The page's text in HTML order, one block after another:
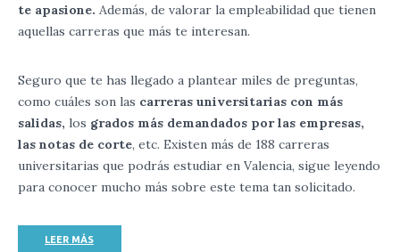
te apasione. Además, de valorar la empleabilidad que tienen
aquellas carreras que más te interesan.
Seguro que te has llegado a plantear miles de preguntas,
como cuáles son las carreras universitarias con más
salidas, los grados más demandados por las empresas,
las notas de corte, etc. Existen más de 188 carreras
universitarias que podrás estudiar en Valencia, sigue leyendo
para conocer mucho más sobre este tema tan solicitado.
LEER MÁS